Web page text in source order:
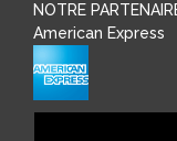
NOTRE
American Express